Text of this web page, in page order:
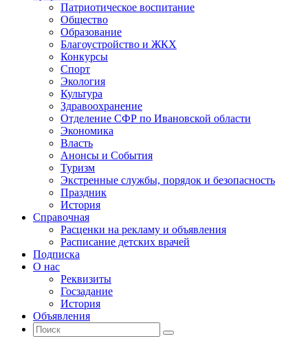
содержимомуПатриотическое воспитание
Общество
Образование
Благоустройство и ЖКХ
Конкурсы
Спорт
Экология
Культура
Здравоохранение
Отделение СФР по Ивановской области
Экономика
Власть
Анонсы и События
Туризм
Экстренные службы, порядок и безопасность
Праздник
История
Справочная
Расценки на рекламу и объявления
Расписание детских врачей
Подписка
О нас
Реквизиты
Госзадание
История
Объявления
Поиск
Искать:
Поиск